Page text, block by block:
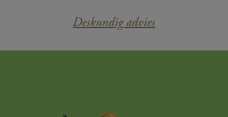
Deskundig advies